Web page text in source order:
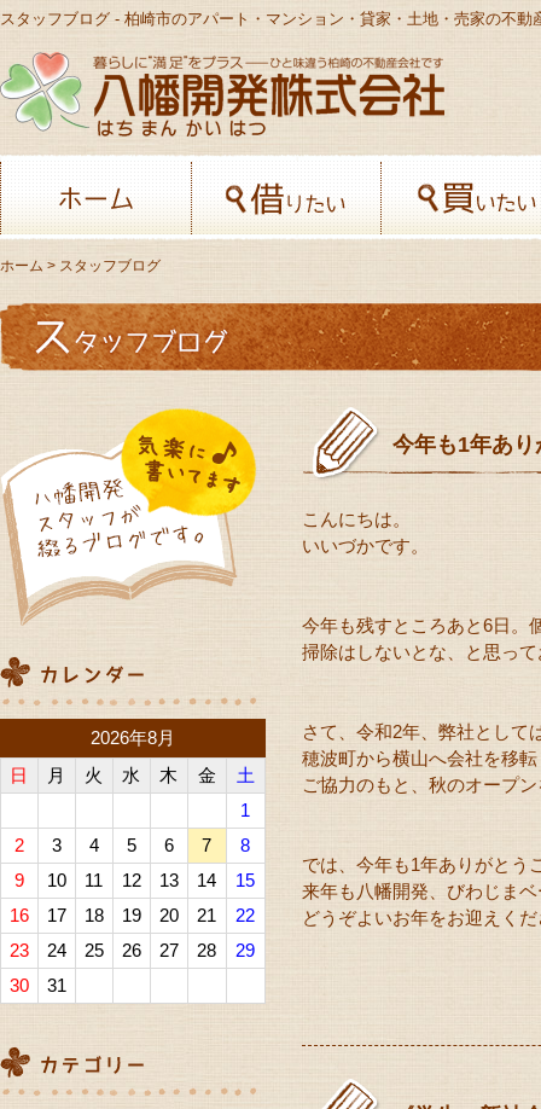
スタッフブログ - 柏崎市のアパート・マンション・貸家・土地・売家の不動
ホーム 借りたい
ホーム > スタッフブログ
2026年8月
日
月 火 水 木 金
土
1
2
3 4 5 6 7
8
9
10 11 12 13 14
15
16
17 18 19 20 21
22
23
24 25 26 27 28
29
30
31
今年も1年あ
こんにちは。
いいづかです。
今年も残すところあと6日。
掃除はしないとな、と思っ
さて、令和2年、弊社として
穂波町から横山へ会社を移
ご協力のもと、秋のオープ
では、今年も1年ありがとう
来年も八幡開発、びわじま
どうぞよいお年をお迎えく